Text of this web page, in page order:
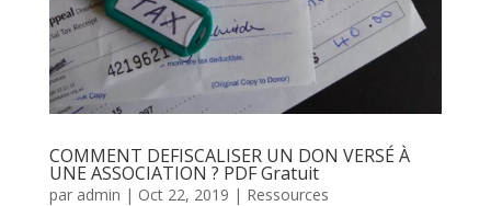
COMMENT DEFISCALISER UN DON VERSÉ À
UNE ASSOCIATION ? PDF Gratuit
par admin | Oct 22, 2019 | Ressources